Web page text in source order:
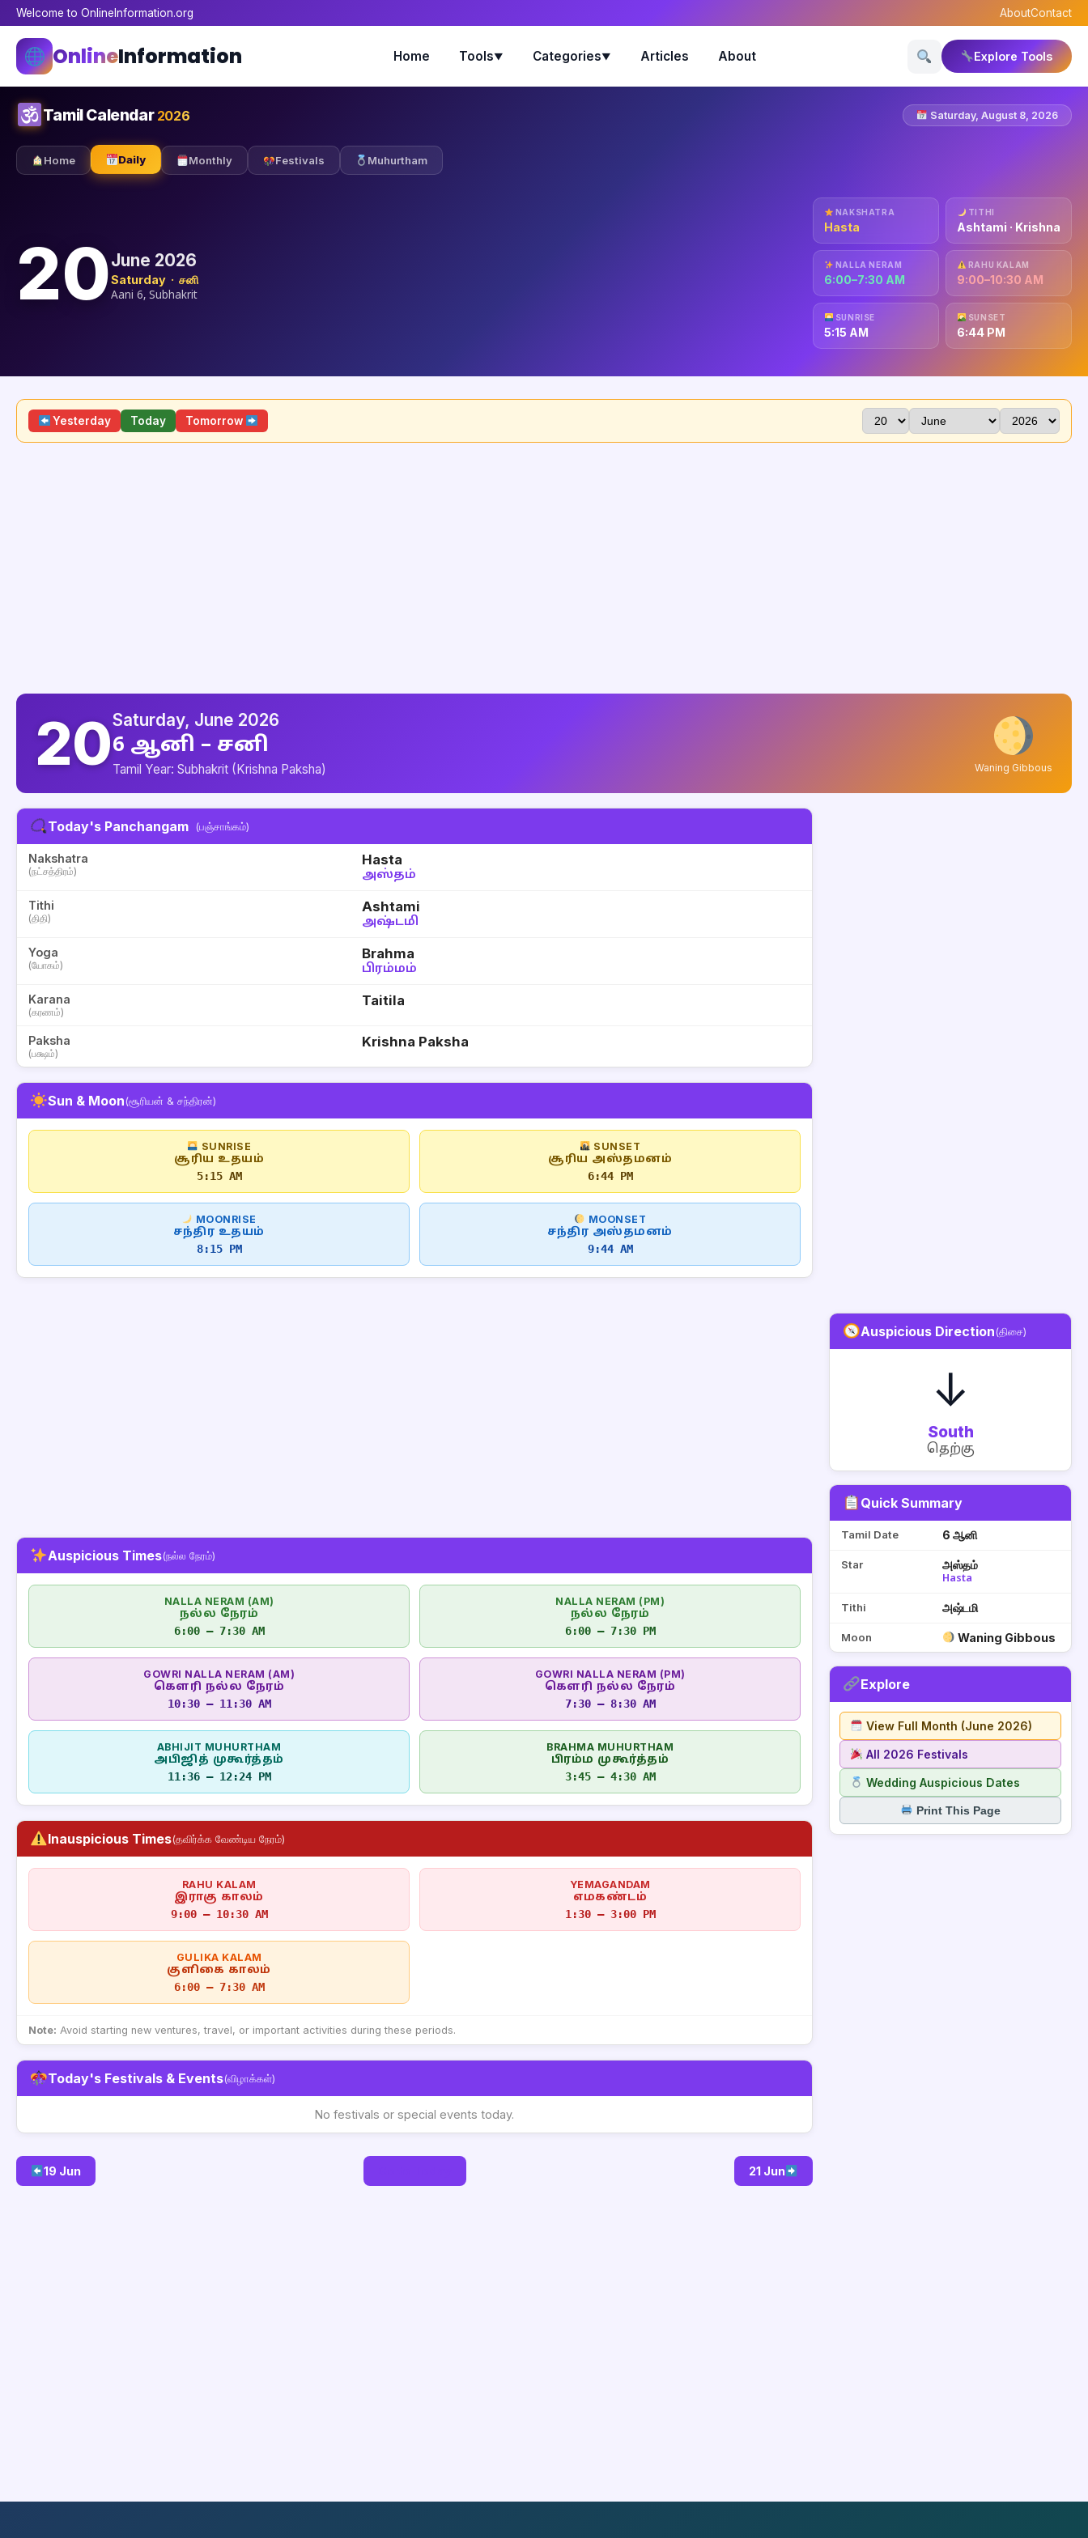
Welcome to OnlineInformation.org AboutContact
OnlineInformation Home Tools▼ Categories▼ Articles About Explore Tools
Tamil Calendar 2026 Saturday, August 8, 2026
Home Daily Monthly Festivals Muhurtham
20June 2026
Saturday · சனி
Aani 6, Subhakrit
NAKSHATRA
Hasta
TITHI
Ashtami · Krishna
NALLA NERAM
6:00–7:30 AM
RAHU KALAM
9:00–10:30 AM
SUNRISE
5:15 AM
SUNSET
6:44 PM
Yesterday Today Tomorrow
20Saturday, June 2026
6 ஆனி – சனி
Tamil Year: Subhakrit (Krishna Paksha) Waning Gibbous
Today's Panchangam (பஞ்சாங்கம்)
Nakshatra
(நட்சத்திரம்)
Hasta
அஸ்தம்
Tithi
(திதி)
Ashtami
அஷ்டமி
Yoga
(யோகம்)
Brahma
பிரம்மம்
Karana
(கரணம்)
Taitila
Paksha
(பக்ஷம்)
Krishna Paksha
Sun & Moon(சூரியன் & சந்திரன்)
SUNRISE
சூரிய உதயம்
5:15 AM
SUNSET
சூரிய அஸ்தமனம்
6:44 PM
MOONRISE
சந்திர உதயம்
8:15 PM
MOONSET
சந்திர அஸ்தமனம்
9:44 AM
Auspicious Times(நல்ல நேரம்)
NALLA NERAM (AM)
நல்ல நேரம்
6:00 – 7:30 AM
NALLA NERAM (PM)
நல்ல நேரம்
6:00 – 7:30 PM
GOWRI NALLA NERAM (AM)
கௌரி நல்ல நேரம்
10:30 – 11:30 AM
GOWRI NALLA NERAM (PM)
கௌரி நல்ல நேரம்
7:30 – 8:30 AM
ABHIJIT MUHURTHAM
அபிஜித் முகூர்த்தம்
11:36 – 12:24 PM
BRAHMA MUHURTHAM
பிரம்ம முகூர்த்தம்
3:45 – 4:30 AM
Inauspicious Times(தவிர்க்க வேண்டிய நேரம்)
RAHU KALAM
இராகு காலம்
9:00 – 10:30 AM
YEMAGANDAM
எமகண்டம்
1:30 – 3:00 PM
GULIKA KALAM
குளிகை காலம்
6:00 – 7:30 AM
Note: Avoid starting new ventures, travel, or important activities during these periods.
Today's Festivals & Events(விழாக்கள்)
No festivals or special events today.
19 Jun 21 Jun
Auspicious Direction(திசை)
↓
South
தெற்கு
Quick Summary
Tamil Date 6 ஆனி
Star அஸ்தம்
Hasta
Tithi அஷ்டமி
Moon Waning Gibbous
Explore
View Full Month (June 2026)
All 2026 Festivals
Wedding Auspicious Dates
Print This Page